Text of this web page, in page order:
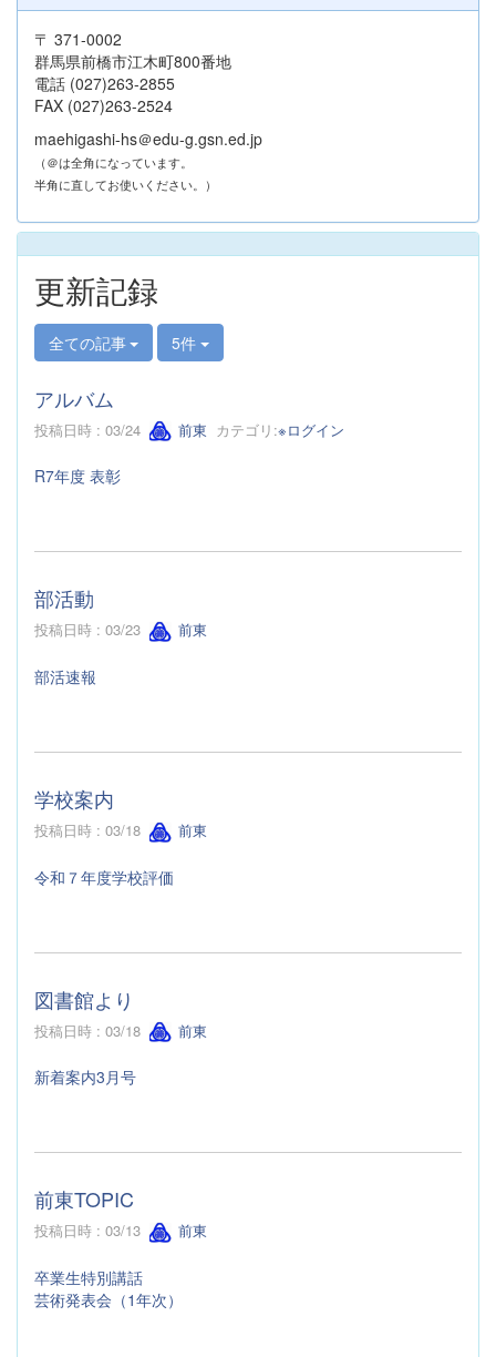
〒 371-0002
群馬県前橋市江木町800番地
電話 (027)263-2855
FAX (027)263-2524
maehigashi-hs＠edu-g.gsn.ed.jp
（＠は全角になっています。
半角に直してお使いください。）
更新記録
全ての記事 5件
アルバム
投稿日時 : 03/24 前東 カテゴリ:※ログイン
R7年度 表彰
部活動
投稿日時 : 03/23 前東
部活速報
学校案内
投稿日時 : 03/18 前東
令和７年度学校評価
図書館より
投稿日時 : 03/18 前東
新着案内3月号
前東TOPIC
投稿日時 : 03/13 前東
卒業生特別講話
芸術発表会（1年次）